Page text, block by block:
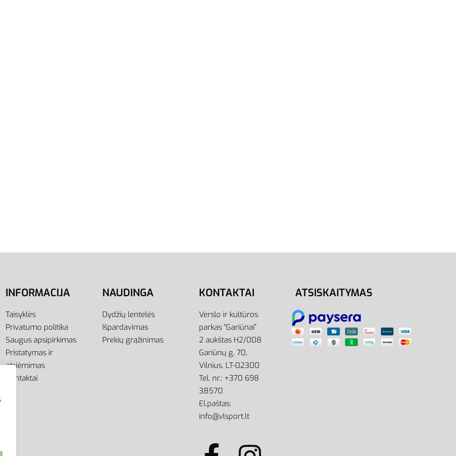
Į krepšelį
INFORMACIJA
Taisyklės
Privatumo politika
Saugus apsipirkimas
Pristatymas ir
atsiėmimas
Kontaktai
NAUDINGA
Dydžių lentelės
Išpardavimas
Prekių grąžinimas
KONTAKTAI
Verslo ir kultūros
parkas “Gariūnai”
2 aukštas H2/008
Gariūnų g. 70,
Vilnius, LT-02300
Tel. nr.: +370 698
38570
El.paštas:
info@vlsport.lt
ATSISKAITYMAS